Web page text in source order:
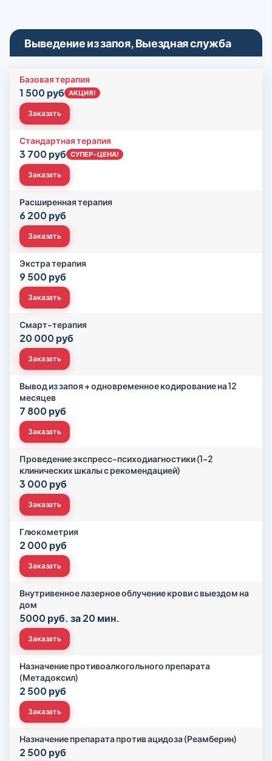
Выведение из запоя, Выездная служба
Базовая терапия
1 500 руб АКЦИЯ!
Заказать
Стандартная терапия
3 700 руб СУПЕР-ЦЕНА!
Заказать
Расширенная терапия
6 200 руб
Заказать
Экстра терапия
9 500 руб
Заказать
Смарт-терапия
20 000 руб
Заказать
Вывод из запоя + одновременное кодирование на 12
месяцев
7 800 руб
Заказать
Проведение экспресс-психодиагностики (1-2
клинических шкалы с рекомендацией)
3 000 руб
Заказать
Глюкометрия
2 000 руб
Заказать
Внутривенное лазерное облучение крови с выездом на
дом
5000 руб. за 20 мин.
Заказать
Назначение противоалкогольного препарата
(Метадоксил)
2 500 руб
Заказать
Назначение препарата против ацидоза (Реамберин)
2 500 руб